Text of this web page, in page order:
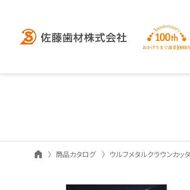
商品カタログ ウルフメタルクラウンカッ